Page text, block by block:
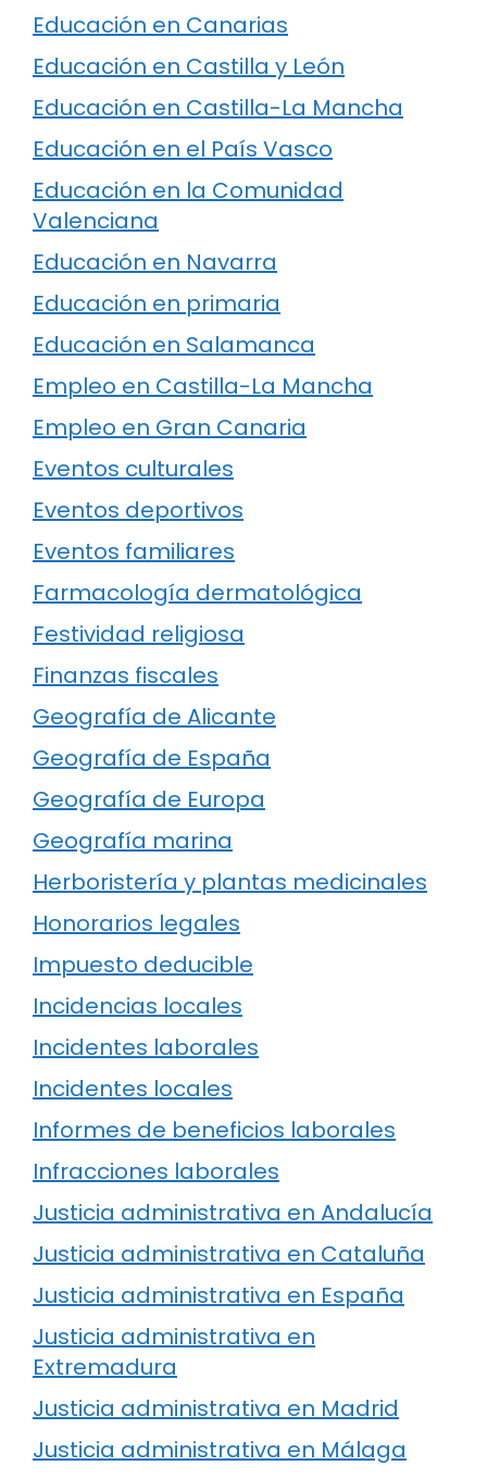
Educación en Canarias
Educación en Castilla y León
Educación en Castilla-La Mancha
Educación en el País Vasco
Educación en la Comunidad
Valenciana
Educación en Navarra
Educación en primaria
Educación en Salamanca
Empleo en Castilla-La Mancha
Empleo en Gran Canaria
Eventos culturales
Eventos deportivos
Eventos familiares
Farmacología dermatológica
Festividad religiosa
Finanzas fiscales
Geografía de Alicante
Geografía de España
Geografía de Europa
Geografía marina
Herboristería y plantas medicinales
Honorarios legales
Impuesto deducible
Incidencias locales
Incidentes laborales
Incidentes locales
Informes de beneficios laborales
Infracciones laborales
Justicia administrativa en Andalucía
Justicia administrativa en Cataluña
Justicia administrativa en España
Justicia administrativa en
Extremadura
Justicia administrativa en Madrid
Justicia administrativa en Málaga